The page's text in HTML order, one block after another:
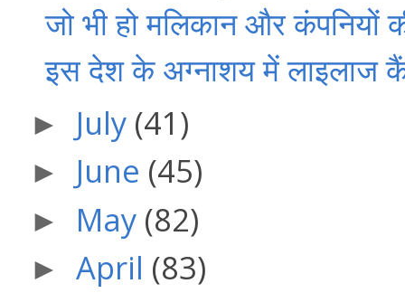
जो भी हो मलिकान और कंपनियों
इस देश के अग्नाशय में
► July (41)
► June (45)
► May (82)
► April (83)